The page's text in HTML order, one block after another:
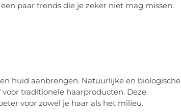
paar trends die je zeker niet mag missen:
huid aanbrengen. Natuurlijke en biologische
traditionele haarproducten. Deze
voor zowel je haar als het milieu.